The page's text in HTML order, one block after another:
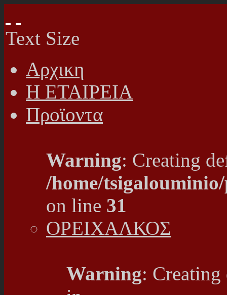
Text Size
Αρχικη
Η ΕΤΑΙΡΕΙΑ
Προϊοντα
Warning: Creating
/home/
on line 31
ΟΡΕΙΧΑΛΚΟΣ
Warning: